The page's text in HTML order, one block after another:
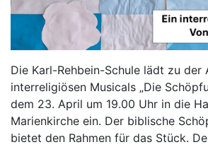
Die Karl-Rehbein-Schule lädt zu der
interreligiösen Musicals „Die
dem 23. April um 19.00 Uhr in die
Marienkirche ein. Der biblische
bietet den Rahmen für das Stück.